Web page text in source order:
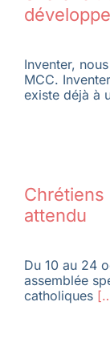
Inventer,
MCC.
existe déjà à
Chrétiens
attendu
Du 10 au 24
assemblée
catholiques